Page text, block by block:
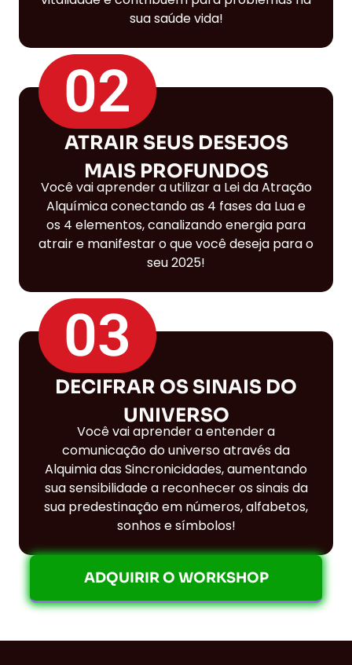
sua saúde vida!
02
ATRAIR SEUS DESEJOS
MAIS PROFUNDOS
Você vai aprender a utilizar a Lei da Atração
Alquímica conectando as 4 fases da Lua e
os 4 elementos, canalizando energia para
atrair e manifestar o que você deseja para o
seu 2025!
03
DECIFRAR OS SINAIS DO
UNIVERSO
Você vai aprender a entender a
comunicação do universo através da
Alquimia das Sincronicidades, aumentando
sua sensibilidade a reconhecer os sinais da
sua predestinação em números, alfabetos,
sonhos e símbolos!
ADQUIRIR O WORKSHOP